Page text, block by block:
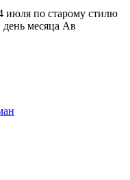
июля по старому стилю
месяца Ав